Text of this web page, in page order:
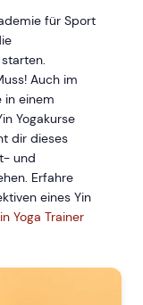
für Sport
Auch im
in einem
Yogakurse
dir dieses
und
Erfahre
eines Yin
Yoga Trainer